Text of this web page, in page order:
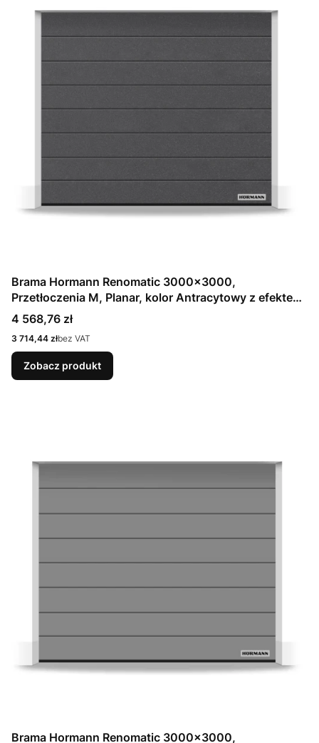
Brama Hormann Renomatic 3000x3000,
Przetłoczenia M, Planar, kolor Antracytowy z efektem
metalicznym CH 703 Matt deluxe + Prowadzenie N
Cena
4 568,76 zł
Cena
3 714,44 złbez VAT
Zobacz produkt
Brama Hormann Renomatic 3000x3000,